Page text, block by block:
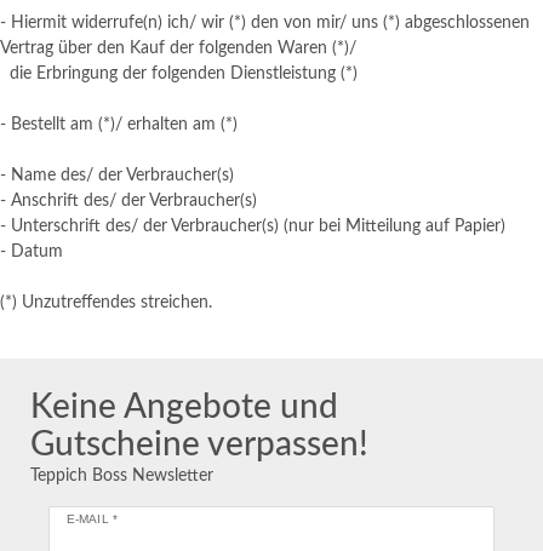
- Hiermit widerrufe(n) ich/ wir (*) den von mir/ uns (*) abgeschlossenen
Vertrag über den Kauf der folgenden Waren (*)/
die Erbringung der folgenden Dienstleistung (*)
- Bestellt am (*)/ erhalten am (*)
- Name des/ der Verbraucher(s)
- Anschrift des/ der Verbraucher(s)
- Unterschrift des/ der Verbraucher(s) (nur bei Mitteilung auf Papier)
- Datum
(*) Unzutreffendes streichen.
Keine Angebote und
Gutscheine verpassen!
Teppich Boss Newsletter
E-MAIL *